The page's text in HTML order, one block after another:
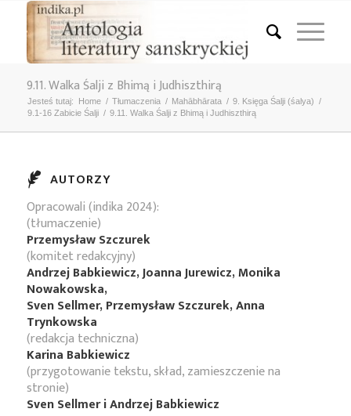
9.11. Walka Śalji z Bhimą i Judhiszthirą
Jesteś tutaj: Home / Tłumaczenia / Mahābhārata / 9. Księga Śalji (śalya) /
9.1-16 Zabicie Śalji / 9.11. Walka Śalji z Bhimą i Judhiszthirą
AUTORZY
Opracowali (indika 2024):
(tłumaczenie)
Przemysław Szczurek
(komitet redakcyjny)
Andrzej Babkiewicz, Joanna Jurewicz, Monika
Nowakowska,
Sven Sellmer, Przemysław Szczurek, Anna
Trynkowska
(redakcja techniczna)
Karina Babkiewicz
(przygotowanie tekstu, skład, zamieszczenie na
stronie)
Sven Sellmer i Andrzej Babkiewicz